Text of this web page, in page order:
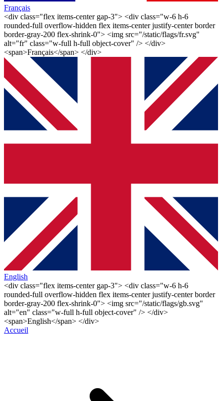
Français
<div class="flex items-center gap-3"> <div class="w-6 h-6
rounded-full overflow-hidden flex items-center justify-center border
border-gray-200 flex-shrink-0"> <img src="/static/flags/fr.svg"
alt="fr" class="w-full h-full object-cover" /> </div>
<span>Français</span> </div>
English
<div class="flex items-center gap-3"> <div class="w-6 h-6
rounded-full overflow-hidden flex items-center justify-center border
border-gray-200 flex-shrink-0"> <img src="/static/flags/gb.svg"
alt="en" class="w-full h-full object-cover" /> </div>
<span>English</span> </div>
Accueil